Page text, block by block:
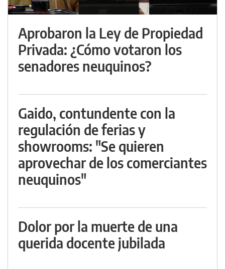
Aprobaron la Ley de Propiedad
Privada: ¿Cómo votaron los
senadores neuquinos?
Gaido, contundente con la
regulación de ferias y
showrooms: "Se quieren
aprovechar de los comerciantes
neuquinos"
Dolor por la muerte de una
querida docente jubilada